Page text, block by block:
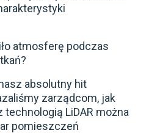
atmosferę podczas
absolutny hit
zarządcom, jak
LiDAR można
pomieszczeń